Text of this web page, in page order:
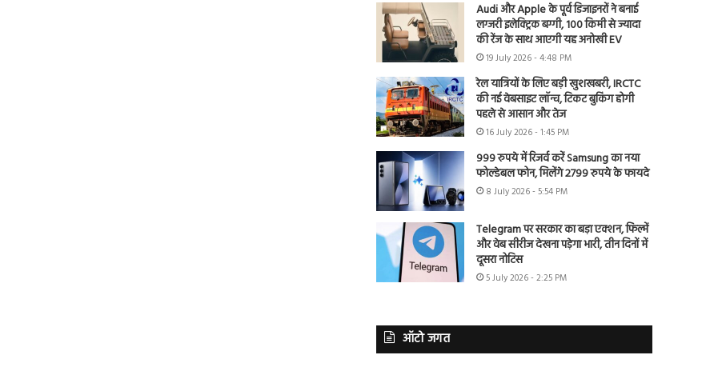
Audi और Apple के पूर्व डिजाइनरों ने बनाई
लग्जरी इलेक्ट्रिक बग्गी, 100 किमी से ज्यादा
की रेंज के साथ आएगी यह अनोखी EV
19 July 2026 - 4:48 PM
रेल यात्रियों के लिए बड़ी खुशखबरी, IRCTC
की नई वेबसाइट लॉन्च, टिकट बुकिंग होगी
पहले से आसान और तेज
16 July 2026 - 1:45 PM
999 रुपये में रिजर्व करें Samsung का नया
फोल्डेबल फोन, मिलेंगे 2799 रुपये के फायदे
8 July 2026 - 5:54 PM
Telegram पर सरकार का बड़ा एक्शन, फिल्में
और वेब सीरीज देखना पड़ेगा भारी, तीन दिनों में
दूसरा नोटिस
5 July 2026 - 2:25 PM
ऑटो जगत